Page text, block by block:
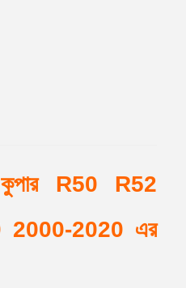
কুপার R50 R52
2020 এর